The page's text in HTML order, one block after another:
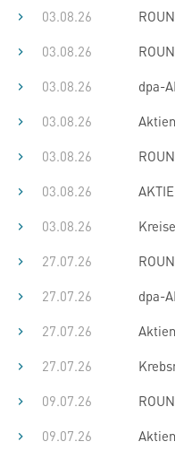
03.08.26
03.08.26
03.08.26
dpa-
03.08.26
03.08.26
03.08.26
03.08.26
27.07.26
27.07.26
dpa-
27.07.26
27.07.26
09.07.26
09.07.26